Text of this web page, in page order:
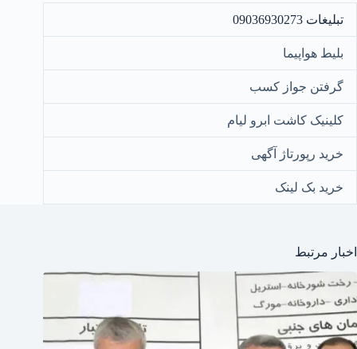
تبلیغات 09036930273
بلیط هواپیما
گرفتن جواز کسب
کلینیک کاشت ابرو لیام
خرید رپورتاژ آگهی
خرید بک لینک
اخبار مرتبط